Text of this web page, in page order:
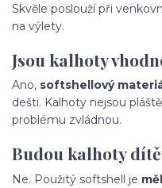
Skvěle poslouží při
na výlety.
Jsou kalhoty
Ano, softshellový
dešti. Kalhoty nejsou
problému zvládnou.
Budou kalhoty
Ne. Použitý softshell je